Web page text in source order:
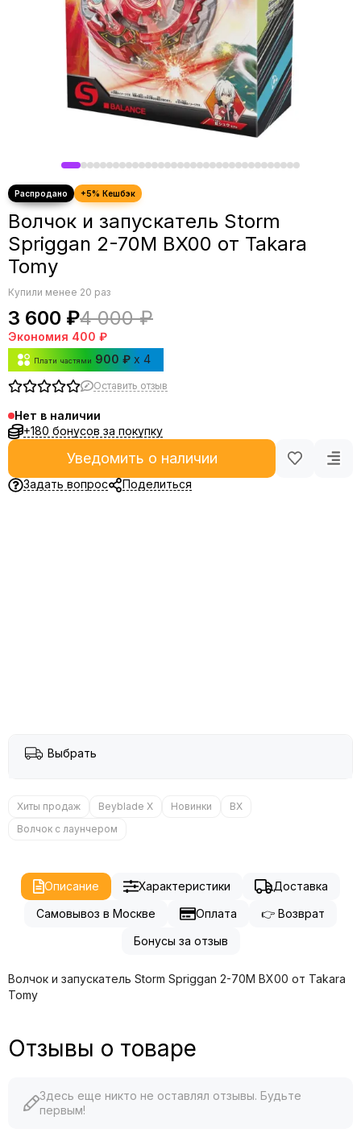
Волчок и запускатель Storm
Spriggan 2-70M BX00 от Takara
Tomy
Купили менее 20 раз
3 600 ₽4 000 ₽
Экономия 400 ₽
Плати частями 900 ₽ x 4
Оставить отзыв
Нет в наличии
+180 бонусов за покупку
Уведомить о наличии
Задать вопрос Поделиться
Выбрать
Хиты продаж Beyblade X Новинки
BX
Волчок с лаунчером
Описание Характеристики
Доставка
Самовывоз в Москве
Оплата
👉 Возврат
Бонусы за отзыв
Волчок и запускатель Storm Spriggan 2-70M BX00 от Takara
Tomy
Отзывы о товаре
Здесь еще никто не оставлял отзывы. Будьте
первым!